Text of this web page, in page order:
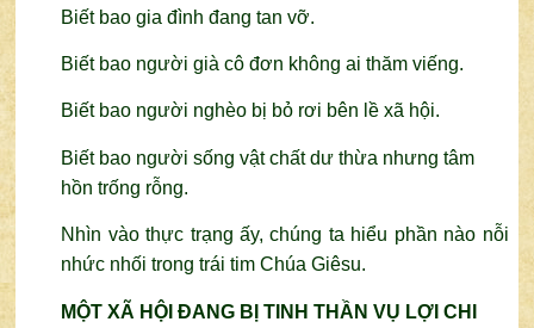
Biết bao gia đình đang tan vỡ.
Biết bao người già cô đơn không ai thăm viếng.
Biết bao người nghèo bị bỏ rơi bên lề xã hội.
Biết bao người sống vật chất dư thừa nhưng tâm
hồn trống rỗng.
Nhìn vào thực trạng ấy, chúng ta hiểu phần nào nỗi
nhức nhối trong trái tim Chúa Giêsu.
MỘT XÃ HỘI ĐANG BỊ TINH THẦN VỤ LỢI CHI